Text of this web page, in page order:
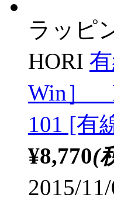
ラッピ
HORI
Win］
101 [有
¥8,770(
2015/